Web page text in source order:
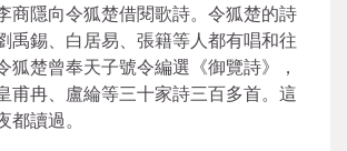
商隱向令狐楚借閱歌詩。令狐楚的詩
禹錫、白居易、張籍等人都有唱和往
狐楚曾奉天子號令編選《御覽詩》，
甫冉、盧綸等三十家詩三百多首。這
讀過。